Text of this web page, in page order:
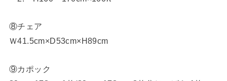
⑧チェア
Ｗ41.5cm×D53cm×H89cm
⑨カポック